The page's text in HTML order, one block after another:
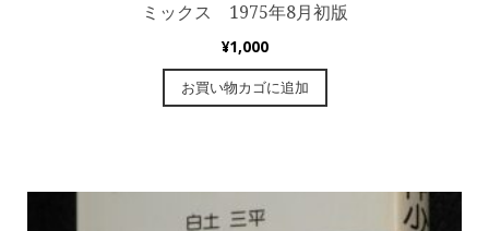
ミックス 1975年8月初版
¥1,000
お買い物カゴに追加